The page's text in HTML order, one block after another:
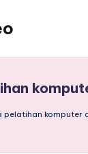
pelatihan komputer